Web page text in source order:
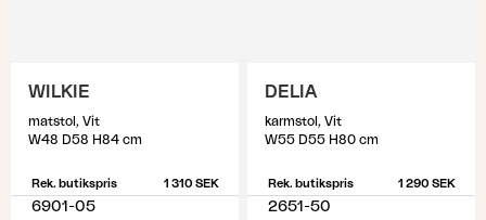
WILKIE
matstol, Vit
W48 D58 H84 cm
Rek. butikspris 1 310 SEK
6901-05
DELIA
karmstol, Vit
W55 D55 H80 cm
Rek. butikspris 1 290 SEK
2651-50